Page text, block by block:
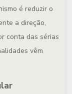
é reduzir o
a direção,
conta das sérias
vêm